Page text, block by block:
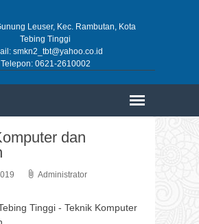
Leuser, Kec. Rambutan, Kota
Tebing Tinggi
smkn2_tbt@yahoo.co.id
Telepon: 0621-2610002
dan
Administrator